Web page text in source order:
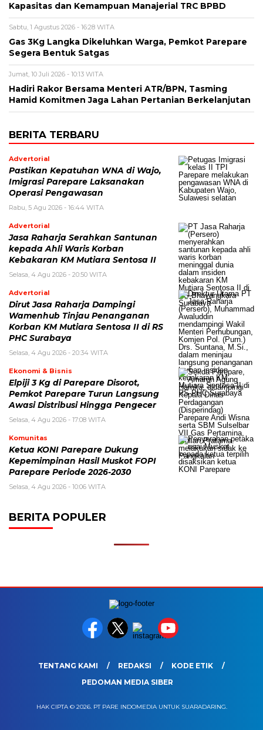
Kapasitas dan Kemampuan Manajerial TRC BPBD
Sabtu, 1 Agustus 2026 - 16:28 WITA
Gas 3Kg Langka Dikeluhkan Warga, Pemkot Parepare
Segera Bentuk Satgas
Jumat, 10 Juli 2026 - 10:13 WITA
Hadiri Rakor Bersama Menteri ATR/BPN, Tasming
Hamid Komitmen Jaga Lahan Pertanian Berkelanjutan
BERITA TERBARU
Advertorial
Pastikan Kepatuhan WNA di Wajo,
Imigrasi Parepare Laksanakan
Operasi Pengawasan
Rabu, 5 Agu 2026 - 16:44 WITA
Advertorial
Jasa Raharja Serahkan Santunan
kepada Ahli Waris Korban
Kebakaran KM Mutiara Sentosa II
Selasa, 4 Agu 2026 - 20:50 WITA
Advertorial
Dirut Jasa Raharja Dampingi
Wamenhub Tinjau Penanganan
Korban KM Mutiara Sentosa II di RS
PHC Surabaya
Selasa, 4 Agu 2026 - 20:34 WITA
Ekonomi & Bisnis
Elpiji 3 Kg di Parepare Disorot,
Pemkot Parepare Turun Langsung
Awasi Distribusi Hingga Pengecer
Selasa, 4 Agu 2026 - 17:08 WITA
Komunitas
Ketua KONI Parepare Dukung
Kepemimpinan Hasil Muskot FOPI
Parepare Periode 2026-2030
Selasa, 4 Agu 2026 - 10:06 WITA
BERITA POPULER
TENTANG KAMI REDAKSI
KODE ETIK
PEDOMAN MEDIA SIBER
HAK CIPTA © 2026. PT PARE INDOMEDIA UNTUK SUARADARING.